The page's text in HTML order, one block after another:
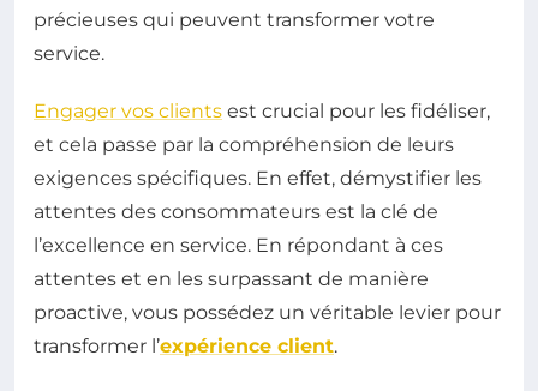
précieuses qui peuvent transformer votre
service.
Engager vos clients est crucial pour les fidéliser,
et cela passe par la compréhension de leurs
exigences spécifiques. En effet, démystifier les
attentes des consommateurs est la clé de
l’excellence en service. En répondant à ces
attentes et en les surpassant de manière
proactive, vous possédez un véritable levier pour
transformer l’expérience client.